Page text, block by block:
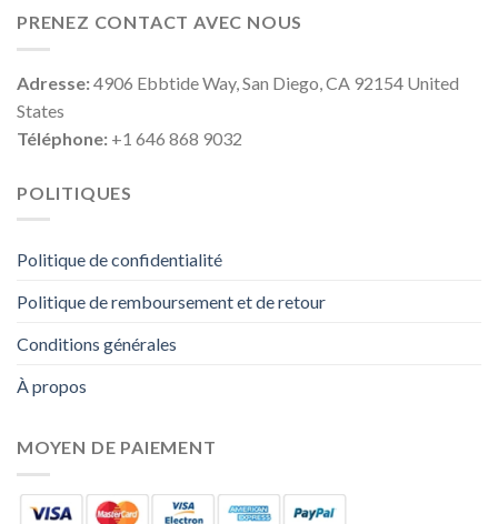
PRENEZ CONTACT AVEC NOUS
Adresse:4906 Ebbtide Way, San Diego, CA 92154 United
States
Téléphone: +1 646 868 9032
POLITIQUES
Politique de confidentialité
Politique de remboursement et de retour
Conditions générales
À propos
MOYEN DE PAIEMENT